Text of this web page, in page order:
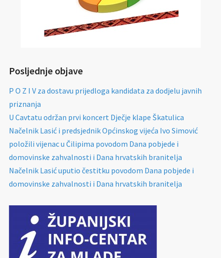
Posljednje objave
P O Z I V za dostavu prijedloga kandidata za dodjelu javnih
priznanja
U Cavtatu održan prvi koncert Dječje klape Škatulica
Načelnik Lasić i predsjednik Općinskog vijeća Ivo Simović
položili vijenac u Čilipima povodom Dana pobjede i
domovinske zahvalnosti i Dana hrvatskih branitelja
Načelnik Lasić uputio čestitku povodom Dana pobjede i
domovinske zahvalnosti i Dana hrvatskih branitelja